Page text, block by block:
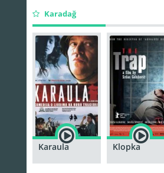
Karadağ
Karaula Klopka